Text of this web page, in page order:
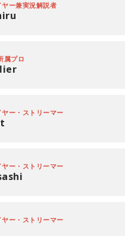
ヤー兼実況解説者
属プロ
ヤー・ストリーマー
ヤー・ストリーマー
ヤー・ストリーマー